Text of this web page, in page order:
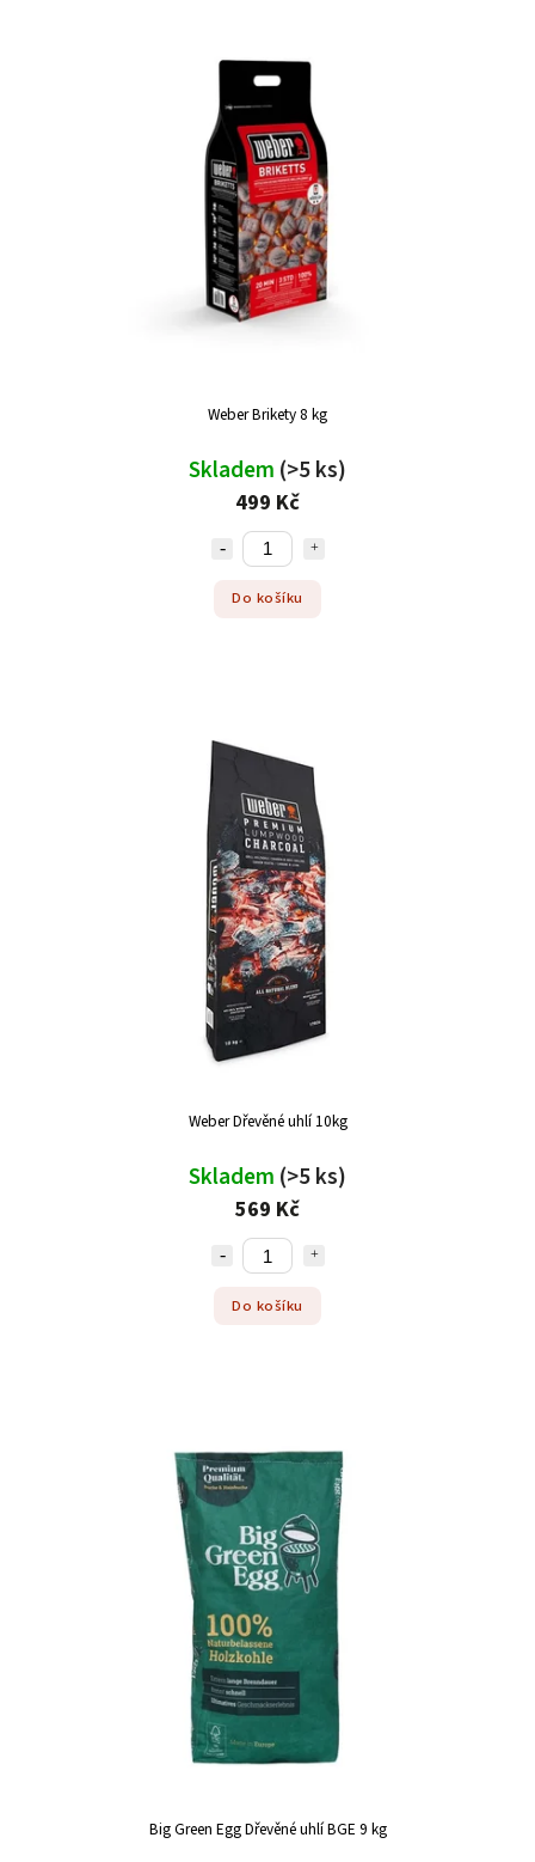
Weber Brikety 8 kg
Skladem (>5 ks)
499 Kč
Do košíku
Weber Dřevěné uhlí 10kg
Skladem (>5 ks)
569 Kč
Do košíku
Big Green Egg Dřevěné uhlí BGE 9 kg